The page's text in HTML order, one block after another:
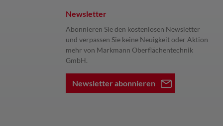
Newsletter
Abonnieren Sie den kostenlosen Newsletter
und verpassen Sie keine Neuigkeit oder Aktion
mehr von Markmann Oberflächentechnik
GmbH.
Newsletter abonnieren